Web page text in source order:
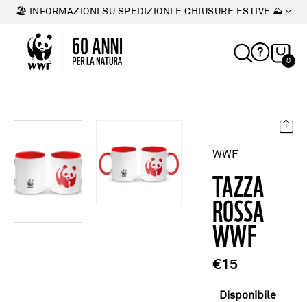
🏖 INFORMAZIONI SU SPEDIZIONI E CHIUSURE ESTIVE ⛰
0
WWF
TAZZA
ROSSA
WWF
€15
Disponibile